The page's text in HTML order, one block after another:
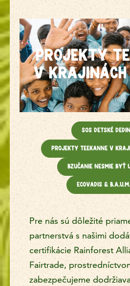
Projekty
v krajinách
SOS Detské
Projekty TEEKANNE v
Bzučanie nesmie byť
Ecovadis &
Pre nás sú dôležité
partnerstvá s našimi
certifikácie Rainforest
Fairtrade,
zabezpečujeme